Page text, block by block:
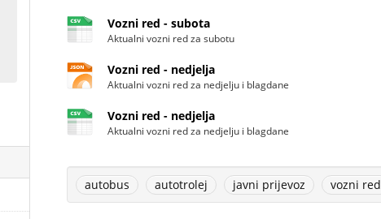
Vozni red - subota
Aktualni vozni red za subotu
Vozni red - nedjelja
Aktualni vozni red za nedjelju i blagdane
Vozni red - nedjelja
Aktualni vozni red za nedjelju i blagdane
autobus autotrolej javni prijevoz vozni red